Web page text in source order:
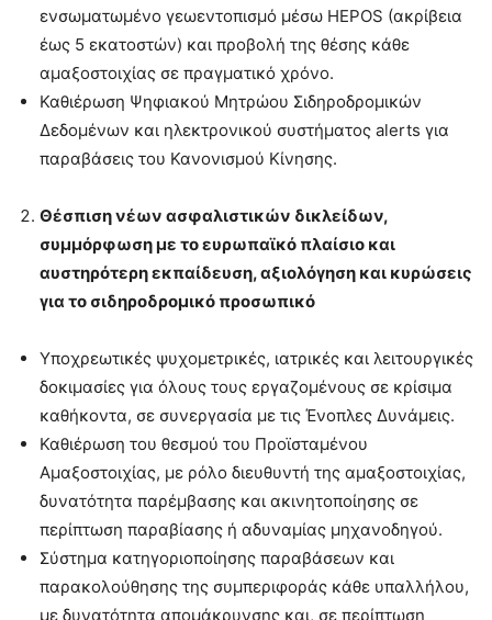
ενσωματωμένο γεωεντοπισμό μέσω HEPOS (ακρίβεια
έως 5 εκατοστών) και προβολή της θέσης κάθε
αμαξοστοιχίας σε πραγματικό χρόνο.
Καθιέρωση Ψηφιακού Μητρώου Σιδηροδρομικών
Δεδομένων και ηλεκτρονικού συστήματος alerts για
παραβάσεις του Κανονισμού Κίνησης.
Θέσπιση νέων ασφαλιστικών δικλείδων,
συμμόρφωση με το ευρωπαϊκό πλαίσιο και
αυστηρότερη εκπαίδευση, αξιολόγηση και κυρώσεις
για το σιδηροδρομικό προσωπικό
Υποχρεωτικές ψυχομετρικές, ιατρικές και λειτουργικές
δοκιμασίες για όλους τους εργαζομένους σε κρίσιμα
καθήκοντα, σε συνεργασία με τις Ένοπλες Δυνάμεις.
Καθιέρωση του θεσμού του Προϊσταμένου
Αμαξοστοιχίας, με ρόλο διευθυντή της αμαξοστοιχίας,
δυνατότητα παρέμβασης και ακινητοποίησης σε
περίπτωση παραβίασης ή αδυναμίας μηχανοδηγού.
Σύστημα κατηγοριοποίησης παραβάσεων και
παρακολούθησης της συμπεριφοράς κάθε υπαλλήλου,
με δυνατότητα απομάκρυνσης και, σε περίπτωση